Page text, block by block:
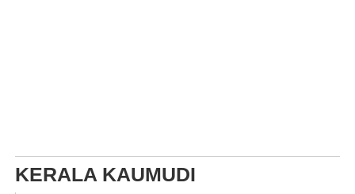
KERALA KAUMUDI